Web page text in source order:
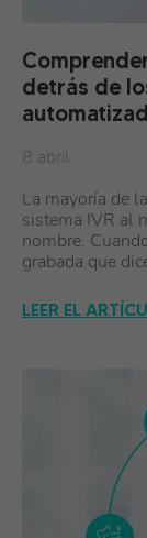
detrás de
8 abril
La mayoría de
sistema IVR al
nombre.
grabada que
LEER EL